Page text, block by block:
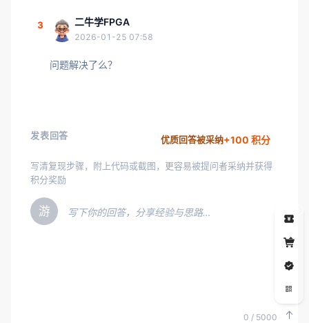
3 二牛学FPGA
2026-01-25 07:58
问题解决了么？
发表回答 优质回答被采纳+100 积分
写清复现步骤，附上代码或截图，更容易被提问者采纳并获得
积分奖励
游 写下你的回答，分享经验与思路…
0 / 5000